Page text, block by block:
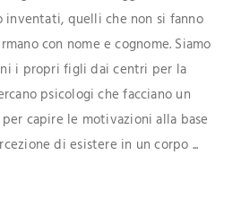
inventati, quelli che non si fanno
con nome e cognome. Siamo
i propri figli dai centri per la
psicologi che facciano un
capire le motivazioni alla base
di esistere in un corpo ...